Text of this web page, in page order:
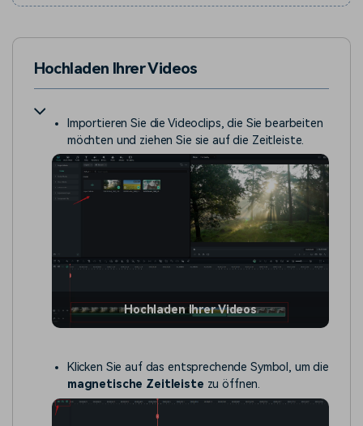
Hochladen Ihrer Videos
Importieren Sie die Videoclips, die Sie bearbeiten
möchten und ziehen Sie sie auf die Zeitleiste.
Hochladen Ihrer Videos
Klicken Sie auf das entsprechende Symbol, um die
magnetische Zeitleiste zu öffnen.